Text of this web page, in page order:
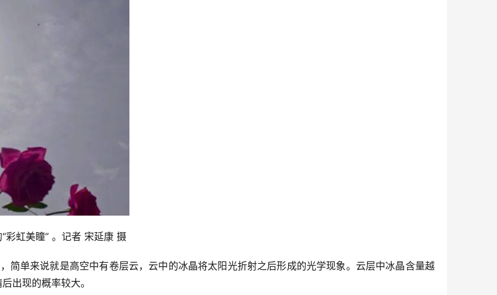
彩虹美瞳” 。记者 宋延康 摄
简单来说就是高空中有卷层云，云中的冰晶将太阳光折射之后形成的光学现象。云层中冰晶含量越
出现的概率较大。